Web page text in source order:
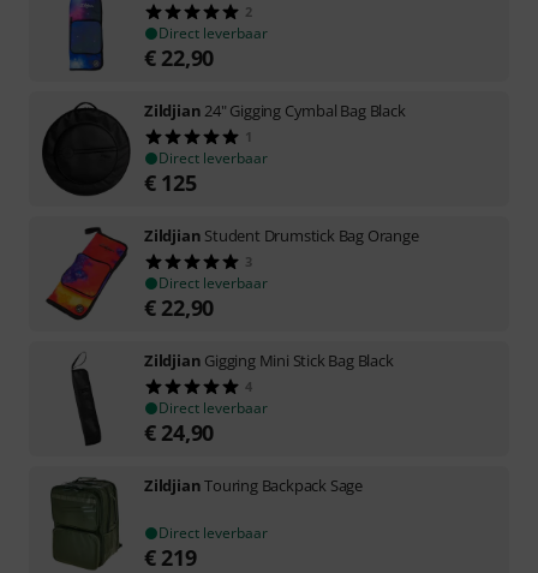
2
Direct leverbaar
€ 22,90
Zildjian 24" Gigging Cymbal Bag Black
1
Direct leverbaar
€ 125
Zildjian Student Drumstick Bag Orange
3
Direct leverbaar
€ 22,90
Zildjian Gigging Mini Stick Bag Black
4
Direct leverbaar
€ 24,90
ZildjianTouring Backpack Sage
Direct leverbaar
€ 219